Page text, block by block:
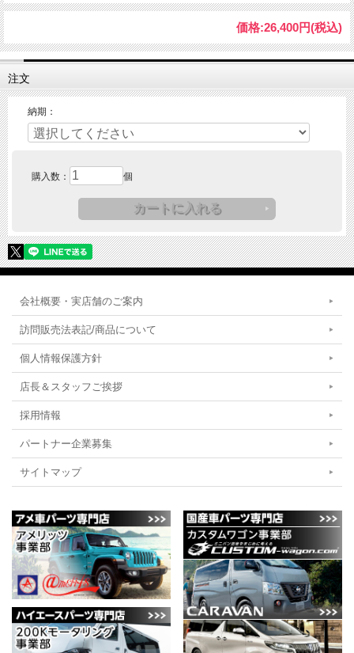
価格:26,400円(税込)
注文
納期：
購入数： 個
会社概要・実店舗のご案内
訪問販売法表記/商品について
個人情報保護方針
店長＆スタッフご挨拶
採用情報
パートナー企業募集
サイトマップ